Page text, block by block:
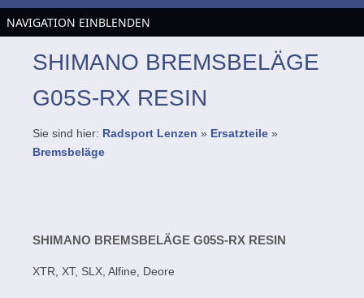
NAVIGATION EINBLENDEN
SHIMANO BREMSBELÄGE
G05S-RX RESIN
Sie sind hier: Radsport Lenzen » Ersatzteile »
Bremsbeläge
SHIMANO BREMSBELÄGE G05S-RX RESIN
XTR, XT, SLX, Alfine, Deore